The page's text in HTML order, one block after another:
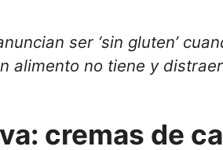
ser ‘sin gluten’
alimento no tiene y
cremas de